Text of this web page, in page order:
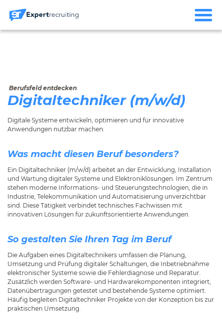
Berufsfeld entdecken
Digitaltechniker (m/w/d)
Digitale Systeme entwickeln, optimieren und für innovative
Anwendungen nutzbar machen.
Was macht diesen Beruf besonders?
Ein Digitaltechniker (m/w/d) arbeitet an der Entwicklung, Installation
und Wartung digitaler Systeme und Elektroniklösungen. Im Zentrum
stehen moderne Informations- und Steuerungstechnologien, die in
Industrie, Telekommunikation und Automatisierung unverzichtbar
sind. Diese Tätigkeit verbindet technisches Fachwissen mit
innovativen Lösungen für zukunftsorientierte Anwendungen.
So gestalten Sie Ihren Tag im Beruf
Die Aufgaben eines Digitaltechnikers umfassen die Planung,
Umsetzung und Prüfung digitaler Schaltungen, die Inbetriebnahme
elektronischer Systeme sowie die Fehlerdiagnose und Reparatur.
Zusätzlich werden Software- und Hardwarekomponenten integriert,
Datenübertragungen getestet und bestehende Systeme optimiert.
Häufig begleiten Digitaltechniker Projekte von der Konzeption bis zur
praktischen Umsetzung.